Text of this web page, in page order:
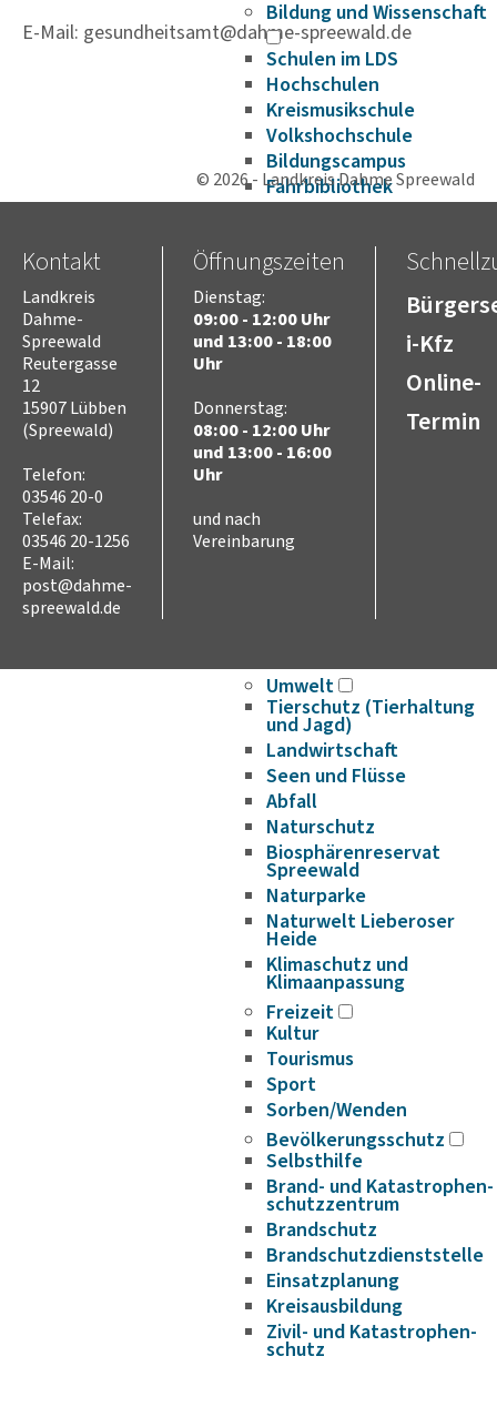
Bildung und Wissenschaft
Schulen im LDS
Hochschulen
Kreismusikschule
Volkshochschule
Bildungscampus
Fahrbibliothek
Gesundheit
Hygieneüberwachung
Trinkwasser
Zahnärztlicher Dienst
Krankenhäuser
Psychosoziale
Arbeitsgemeinschaft
Radverkehr
Umwelt
Tierschutz (Tierhaltung
und Jagd)
Landwirtschaft
Seen und Flüsse
Abfall
Naturschutz
Biosphärenreservat
Spreewald
Naturparke
Naturwelt Lieberoser
Heide
Klimaschutz und
Klimaanpassung
Freizeit
Kultur
Tourismus
Sport
Sorben/Wenden
Bevöl­ke­rungs­schutz
Selbst­hilfe
Brand- und Kata­s­tro­­phen­­
schutz­­zen­trum
Brand­schutz
Brand­schutz­dienst­stelle
Einsatz­pla­nung
Kreis­aus­­bil­­dung
Zivil- und Kata­s­tro­­phen­­
schutz
E-Mail: gesundheitsamt@dahme-spreewald.de
© 2026 - Landkreis Dahme Spreewald
Kontakt
Landkreis
Dahme-
Spreewald
Reutergasse
12
15907 Lübben
(Spreewald)
Telefon:
03546 20-0
Telefax:
03546 20-1256
E-Mail:
post@dahme-
spreewald.de
Öffnungszeiten
Dienstag:
09:00 - 12:00 Uhr
und 13:00 - 18:00
Uhr
Donnerstag:
08:00 - 12:00 Uhr
und 13:00 - 16:00
Uhr
und nach
Vereinbarung
i-Kfz
Online-
Termin